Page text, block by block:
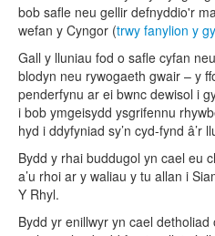
bob safle neu gellir defnyddio'r
wefan y Cyngor (trwy fanylion y
Gall y lluniau fod o safle cyfan
blodyn neu rywogaeth gwair – y
penderfynu ar ei bwnc dewisol i
i bob ymgeisydd ysgrifennu
hyd i ddyfyniad sy’n cyd-fynd â’r
Bydd y rhai buddugol yn cael eu
a’u rhoi ar y waliau y tu allan i
Y Rhyl.
Bydd yr enillwyr yn cael